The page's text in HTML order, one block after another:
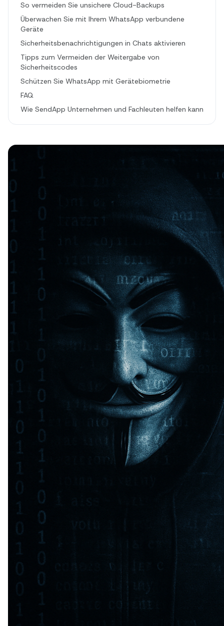
So vermeiden Sie unsichere Cloud-Backups
Überwachen Sie mit Ihrem WhatsApp verbundene
Geräte
Sicherheitsbenachrichtigungen in Chats aktivieren
Tipps zum Vermeiden der Weitergabe von
Sicherheitscodes
Schützen Sie WhatsApp mit Gerätebiometrie
FAQ
Wie SendApp Unternehmen und Fachleuten helfen kann